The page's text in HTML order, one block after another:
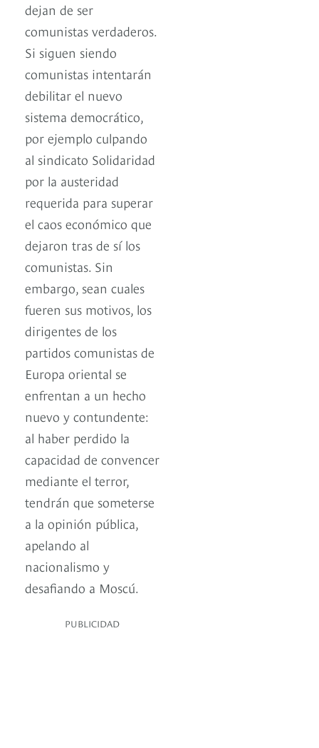
dejan de ser
comunistas verdaderos.
Si siguen siendo
comunistas intentarán
debilitar el nuevo
sistema democrático,
por ejemplo culpando
al sindicato Solidaridad
por la austeridad
requerida para superar
el caos económico que
dejaron tras de sí los
comunistas. Sin
embargo, sean cuales
fueren sus motivos, los
dirigentes de los
partidos comunistas de
Europa oriental se
enfrentan a un hecho
nuevo y contundente:
al haber perdido la
capacidad de convencer
mediante el terror,
tendrán que someterse
a la opinión pública,
apelando al
nacionalismo y
desafiando a Moscú.
PUBLICIDAD